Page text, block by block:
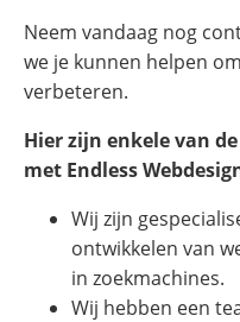
Neem vandaag nog
we je kunnen helpen
verbeteren.
Hier zijn enkele van
met Endless
Wij zijn
ontwikkelen van
in zoekmachines.
Wij hebben een